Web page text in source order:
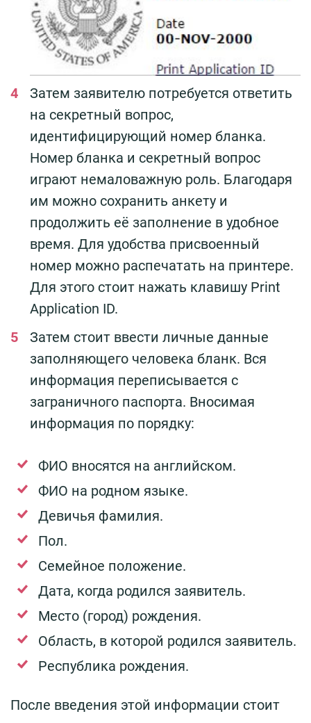
Затем заявителю потребуется ответить
на секретный вопрос,
идентифицирующий номер бланка.
Номер бланка и секретный вопрос
играют немаловажную роль. Благодаря
им можно сохранить анкету и
продолжить её заполнение в удобное
время. Для удобства присвоенный
номер можно распечатать на принтере.
Для этого стоит нажать клавишу Print
Application ID.
Затем стоит ввести личные данные
заполняющего человека бланк. Вся
информация переписывается с
заграничного паспорта. Вносимая
информация по порядку:
ФИО вносятся на английском.
ФИО на родном языке.
Девичья фамилия.
Пол.
Семейное положение.
Дата, когда родился заявитель.
Место (город) рождения.
Область, в которой родился заявитель.
Республика рождения.
После введения этой информации стоит